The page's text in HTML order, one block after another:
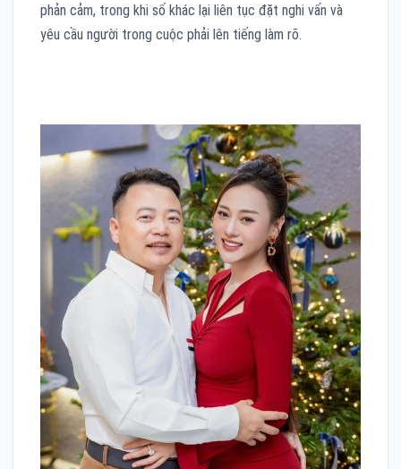
phản cảm, trong khi số khác lại liên tục đặt nghi vấn và
yêu cầu người trong cuộc phải lên tiếng làm rõ.